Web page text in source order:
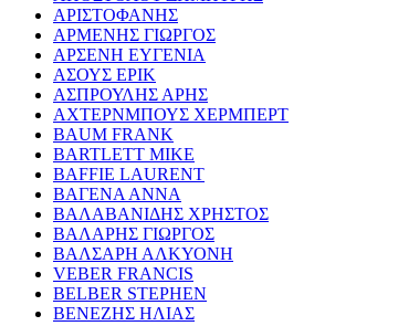
ΑΡΙΣΤΟΦΑΝΗΣ
ΑΡΜΕΝΗΣ ΓΙΩΡΓΟΣ
ΑΡΣΕΝΗ ΕΥΓΕΝΙΑ
ΑΣΟΥΣ ΕΡΙΚ
ΑΣΠΡΟΥΛΗΣ ΑΡΗΣ
ΑΧΤΕΡΝΜΠΟΥΣ ΧΕΡΜΠΕΡΤ
BAUM FRANK
BARTLETT MIKE
BAFFIE LAURENT
ΒΑΓΕΝΑ ΑΝΝΑ
ΒΑΛΑΒΑΝΙΔΗΣ ΧΡΗΣΤΟΣ
ΒΑΛΑΡΗΣ ΓΙΩΡΓΟΣ
ΒΑΛΣΑΡΗ ΑΛΚΥΟΝΗ
VEBER FRANCIS
BELBER STEPHEN
ΒΕΝΕΖΗΣ ΗΛΙΑΣ